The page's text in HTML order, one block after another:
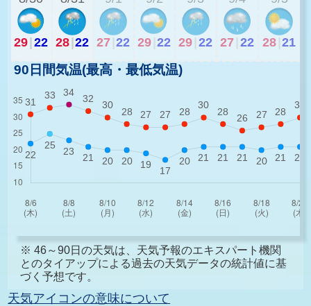
29 22 28 22 27 22 29 22 29 22 27 22 28 21
90日間気温(最高・最低気温)
※ 46～90日の天気は、天気予報のエキスパート機関
とのタイアップによる過去の天気データの統計値に基
づく予想です。
天気アイコンの意味について